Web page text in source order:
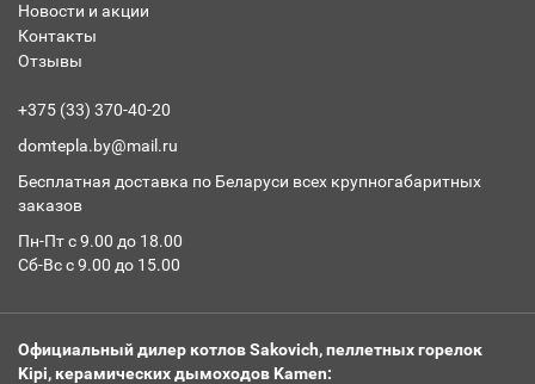
Новости и акции
Контакты
Отзывы
+375 (33) 370-40-20
domtepla.by@mail.ru
Бесплатная доставка по Беларуси всех крупногабаритных
заказов
Пн-Пт с 9.00 до 18.00
Сб-Вс с 9.00 до 15.00
Официальный дилер котлов Sakovich, пеллетных горелок
Kipi, керамических дымоходов Kamen: